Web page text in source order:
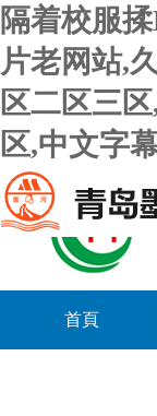
隔着校服
片老网站,
区二区三
区,中文字
首頁